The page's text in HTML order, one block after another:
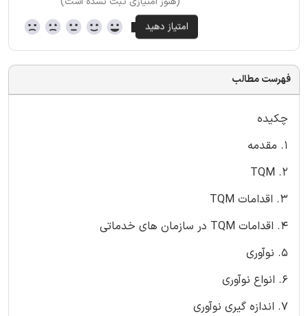
فهرست مطالب
چکیده
1. مقدمه
2. TQM
3. اقدامات TQM
4. اقدامات TQM در سازمان های خدماتی
5. نوآوری
6. انواع نوآوری
7. اندازه گیری نوآوری